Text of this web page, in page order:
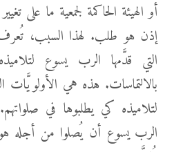
أو الهيئة الحاكمة لجمعية ما على
إذن هو طلب. لهذا السبب، تُعرف
التي قدَّمها الرب يسوع
بالالتماسات. هذه هي
لتلاميذه كي يطلبوها في
الرب يسوع أن يُصلوا من أجله